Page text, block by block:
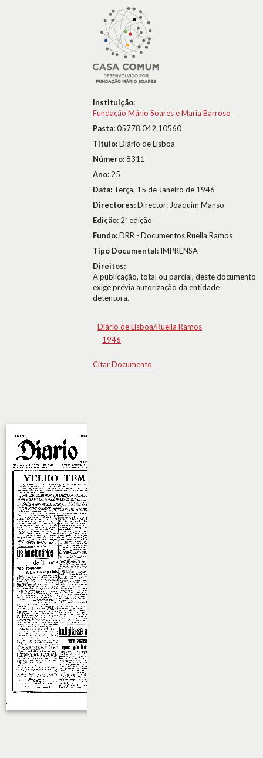
Instituição:
Fundação Mário Soares e Maria Barroso
Pasta:05778.042.10560
Título:Diário de Lisboa
Número:8311
Ano: 25
Data: Terça, 15 de Janeiro de 1946
Directores:Director: Joaquim Manso
Edição: 2ª edição
Fundo:DRR - Documentos Ruella Ramos
Tipo Documental: IMPRENSA
Direitos:
A publicação, total ou parcial, deste documento
exige prévia autorização da entidade
detentora.
Diário de Lisboa/Ruella Ramos
1946
Citar Documento